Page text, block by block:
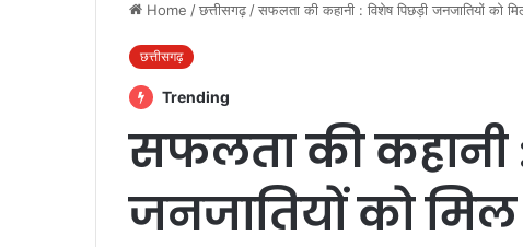
Home /छत्तीसगढ़/सफलता की कहानी : विशेष पिछड़ी जनजातियों को
छत्तीसगढ़
Trending
सफलता की कहानी
जनजातियों को